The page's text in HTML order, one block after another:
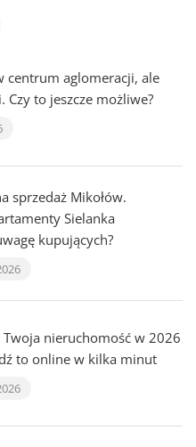
centrum aglomeracji, ale
Czy to jeszcze możliwe?
sprzedaż Mikołów.
Sielanka
kupujących?
Twoja nieruchomość w 2026
to online w kilka minut